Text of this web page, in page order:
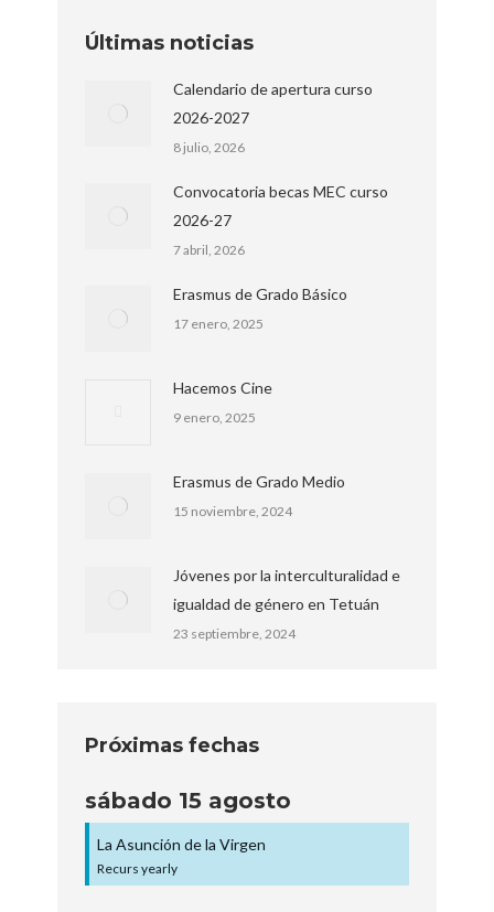
Últimas noticias
Calendario de apertura curso
2026-2027
8 julio, 2026
Convocatoria becas MEC curso
2026-27
7 abril, 2026
Erasmus de Grado Básico
17 enero, 2025
Hacemos Cine
9 enero, 2025
Erasmus de Grado Medio
15 noviembre, 2024
Jóvenes por la interculturalidad e
igualdad de género en Tetuán
23 septiembre, 2024
Próximas fechas
sábado 15 agosto
La Asunción de la Virgen
Recurs yearly